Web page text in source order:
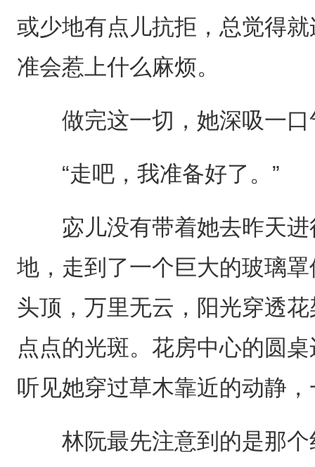
或少地有点儿抗拒，总觉得
准会惹上什么麻烦。
做完这一切，她深吸一口
“走吧，我准备好了。”
宓儿没有带着她去昨天进
地，走到了一个巨大的玻璃
头顶，万里无云，阳光穿透
点点的光斑。花房中心的圆
听见她穿过草木靠近的动静
林阮最先注意到的是那个